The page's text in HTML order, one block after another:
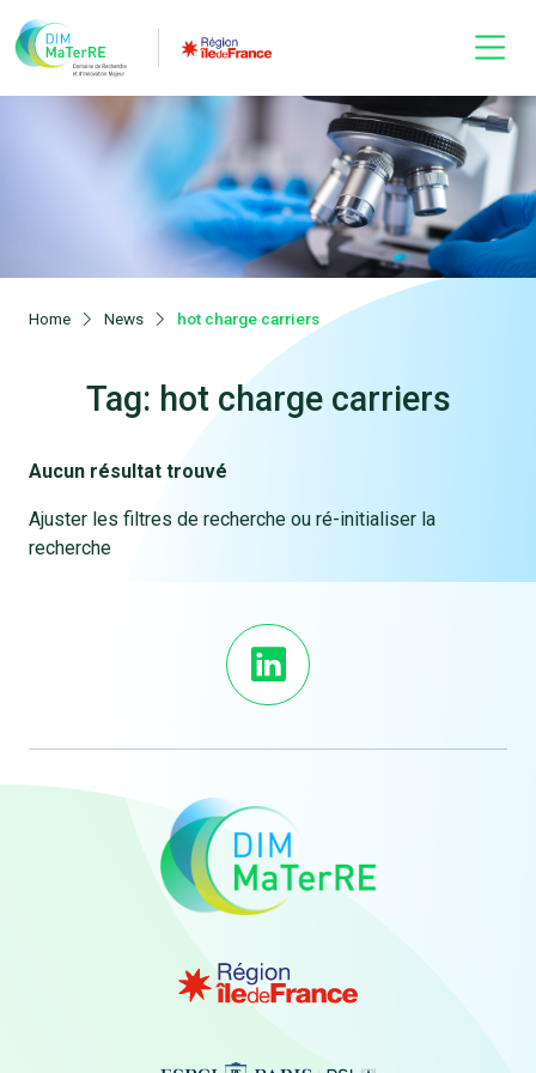
Home News hot charge carriers
Tag: hot charge carriers
Aucun résultat trouvé
Ajuster les filtres de recherche ou ré-initialiser la
recherche